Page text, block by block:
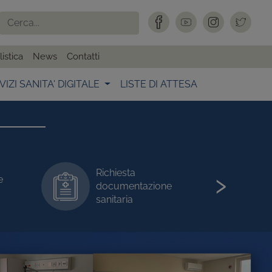
News Contatti
SANITA' DIGITALE LISTE DI ATTESA
Prenotare visite/esami ›